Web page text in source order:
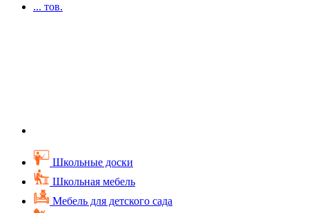
... тов.
Школьные доски
Школьная мебель
Мебель для детского сада